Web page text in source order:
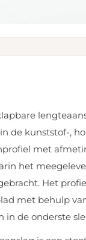
de kunststof-,
met
het
Het
met behulp
in de onderste